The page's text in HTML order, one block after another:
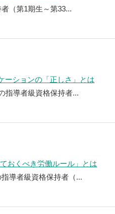
（第1期生～第33...
ーションの「正しさ」とは
指導者級資格保持者...
おくべき労働ルール」とは
導者級資格保持者（...